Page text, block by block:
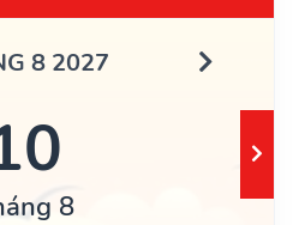
8 2027
8